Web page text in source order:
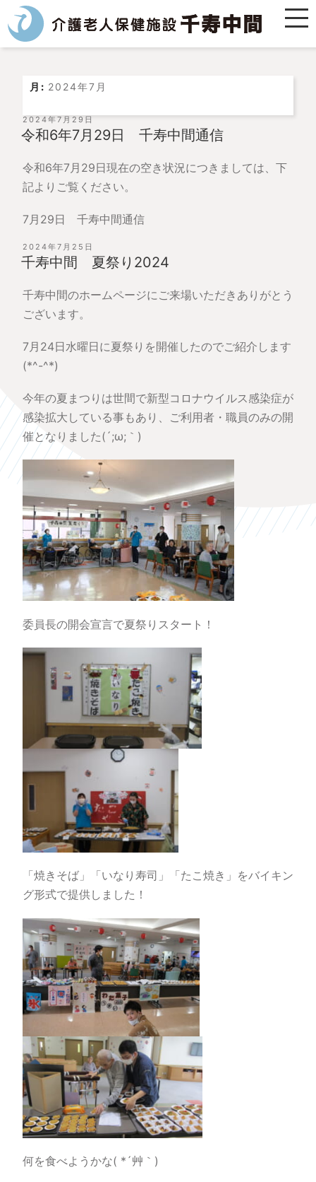
月: 2024年7月
投
稿
日:
2024年7月29日
令和6年7月29日 千寿中間通信
令和6年7月29日現在の空き状況につきましては、下
記よりご覧ください。
7月29日 千寿中間通信
投
稿
日:
2024年7月25日
千寿中間 夏祭り2024
千寿中間のホームページにご来場いただきありがとう
ございます。
7月24日水曜日に夏祭りを開催したのでご紹介します
(*^-^*)
今年の夏まつりは世間で新型コロナウイルス感染症が
感染拡大している事もあり、ご利用者・職員のみの開
催となりました(´;ω;｀)
委員長の開会宣言で夏祭りスタート！
「焼きそば」「いなり寿司」「たこ焼き」をバイキン
グ形式で提供しました！
何を食べようかな( *´艸｀)